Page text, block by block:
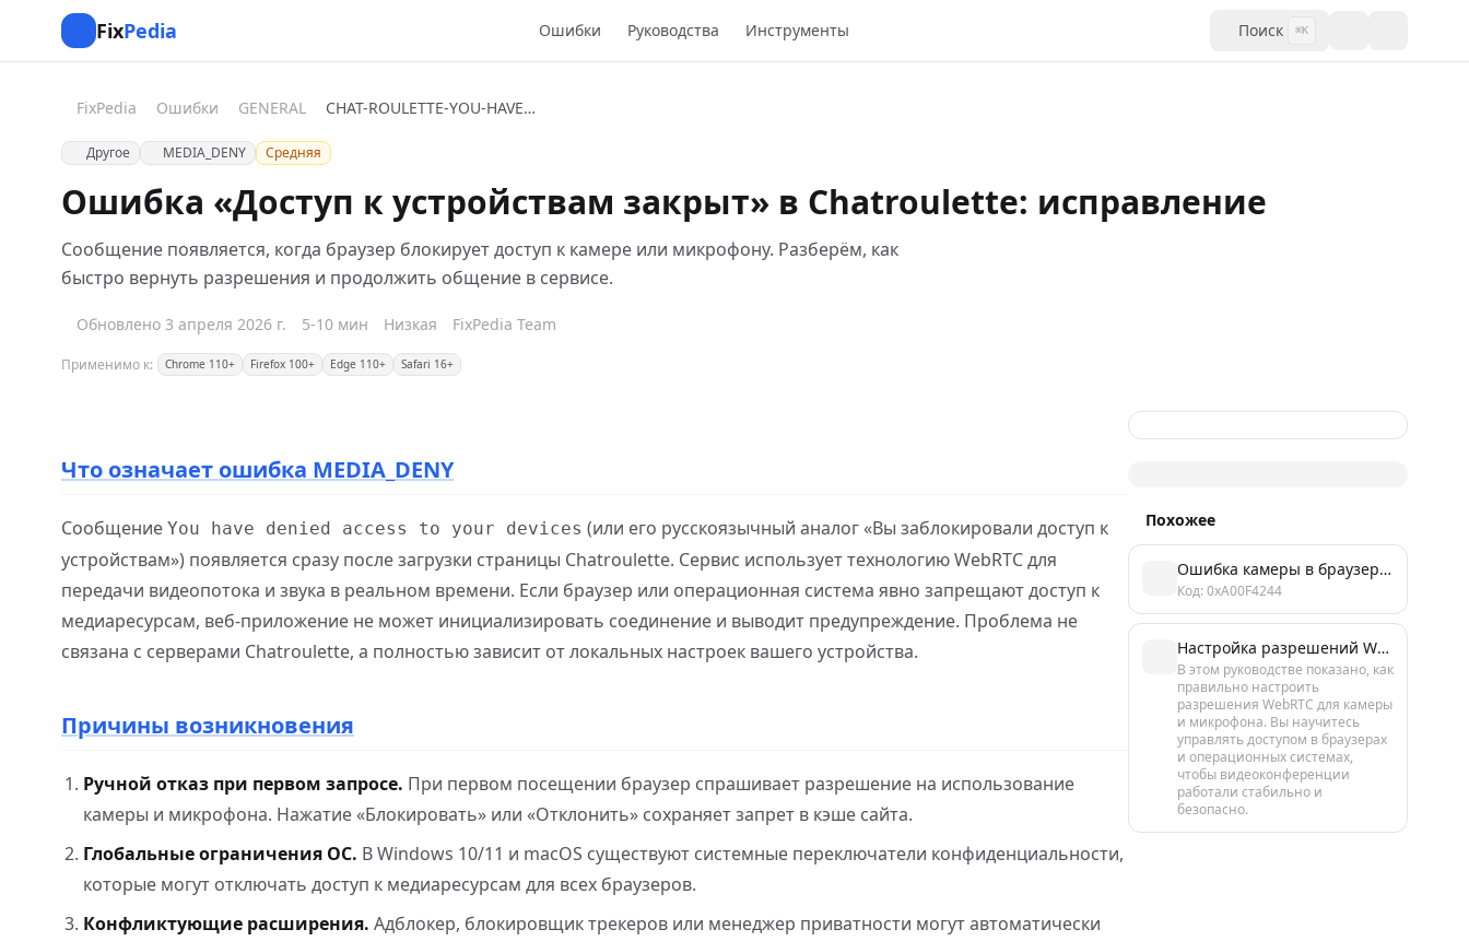
FixPedia Ошибки Руководства Инструменты Поиск ⌘K
FixPedia Ошибки GENERAL CHAT-ROULETTE-YOU-HAVE-DENIED-ACCESS-TO-YOUR-DEVICES
Другое MEDIA_DENY Средняя
Ошибка «Доступ к устройствам закрыт» в Chatroulette: исправление
Сообщение появляется, когда браузер блокирует доступ к камере или микрофону. Разберём, как
быстро вернуть разрешения и продолжить общение в сервисе.
Обновлено 3 апреля 2026 г. 5-10 мин Низкая FixPedia Team
Применимо к: Chrome 110+ Firefox 100+ Edge 110+ Safari 16+
Что означает ошибка MEDIA_DENY
Сообщение You have denied access to your devices (или его русскоязычный аналог «Вы заблокировали доступ к
устройствам») появляется сразу после загрузки страницы Chatroulette. Сервис использует технологию WebRTC для
передачи видеопотока и звука в реальном времени. Если браузер или операционная система явно запрещают доступ к
медиаресурсам, веб-приложение не может инициализировать соединение и выводит предупреждение. Проблема не
связана с серверами Chatroulette, а полностью зависит от локальных настроек вашего устройства.
Причины возникновения
Ручной отказ при первом запросе. При первом посещении браузер спрашивает разрешение на использование
камеры и микрофона. Нажатие «Блокировать» или «Отклонить» сохраняет запрет в кэше сайта.
Глобальные ограничения ОС. В Windows 10/11 и macOS существуют системные переключатели конфиденциальности,
которые могут отключать доступ к медиаресурсам для всех браузеров.
Конфликтующие расширения. Адблокер, блокировщик трекеров или менеджер приватности могут автоматически
Похожее
Ошибка камеры в браузере 0xA00F4244 – как исправить за 5 минут
Код: 0xA00F4244
Настройка разрешений WebRTC в браузере: пошаговая инструкция
В этом руководстве показано, как
правильно настроить
разрешения WebRTC для камеры
и микрофона. Вы научитесь
управлять доступом в браузерах
и операционных системах,
чтобы видеоконференции
работали стабильно и
безопасно.